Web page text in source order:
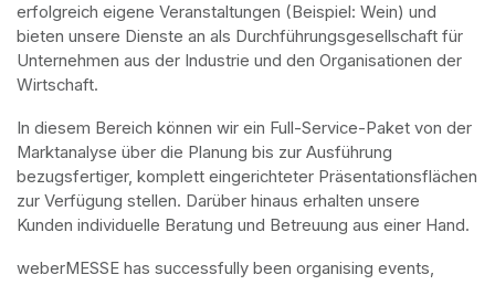
erfolgreich eigene Veranstaltungen (Beispiel: Wein) und
bieten unsere Dienste an als Durchführungsgesellschaft für
Unternehmen aus der Industrie und den Organisationen der
Wirtschaft.
In diesem Bereich können wir ein Full-Service-Paket von der
Marktanalyse über die Planung bis zur Ausführung
bezugsfertiger, komplett eingerichteter Präsentationsflächen
zur Verfügung stellen. Darüber hinaus erhalten unsere
Kunden individuelle Beratung und Betreuung aus einer Hand.
weberMESSE has successfully been organising events,